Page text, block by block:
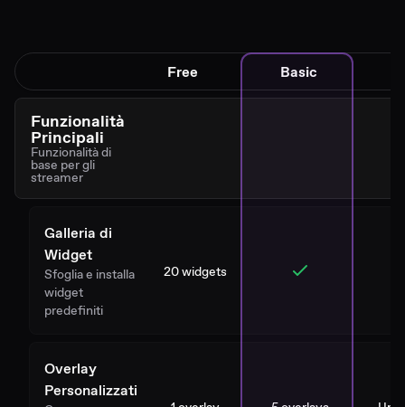
Free Basic
Funzionalità
Principali
Funzionalità di
base per gli
streamer
Galleria di
Widget
Sfoglia e installa
widget
predefiniti
20 widgets
Overlay
Personalizzati